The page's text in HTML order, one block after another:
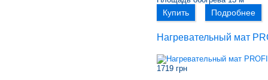
Купить Подробнее
Нагревательный мат
1719 грн